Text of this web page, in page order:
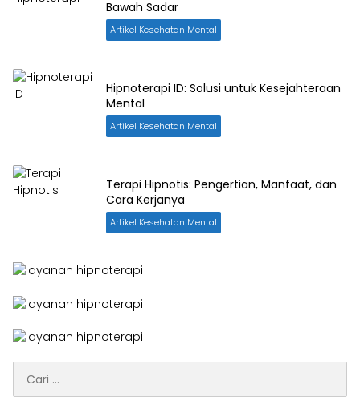
Bawah Sadar
Artikel Kesehatan Mental
Hipnoterapi ID: Solusi untuk Kesejahteraan
Mental
Artikel Kesehatan Mental
Terapi Hipnotis: Pengertian, Manfaat, dan
Cara Kerjanya
Artikel Kesehatan Mental
untuk: